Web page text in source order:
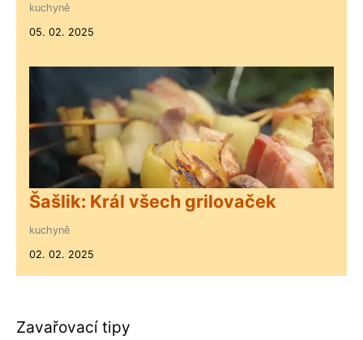
kuchyně
05. 02. 2025
Šašlik: Král všech grilovaček
kuchyně
02. 02. 2025
Zavařovací tipy